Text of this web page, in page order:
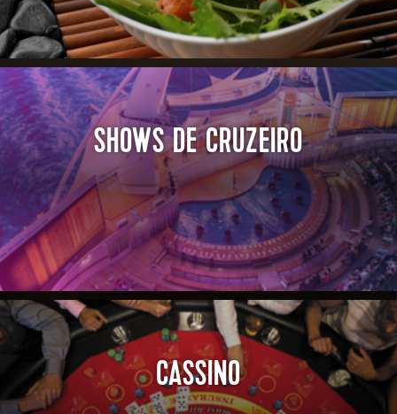
SHOWS DE CRUZEIRO
CASSINO